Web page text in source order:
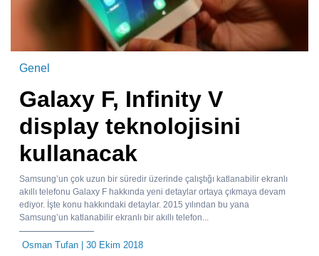
Genel
Galaxy F, Infinity V
display teknolojisini
kullanacak
Samsung’un çok uzun bir süredir üzerinde çalıştığı katlanabilir ekranlı
akıllı telefonu Galaxy F hakkında yeni detaylar ortaya çıkmaya devam
ediyor. İşte konu hakkındaki detaylar. 2015 yılından bu yana
Samsung’un katlanabilir ekranlı bir akıllı telefon...
Osman Tufan | 30 Ekim 2018